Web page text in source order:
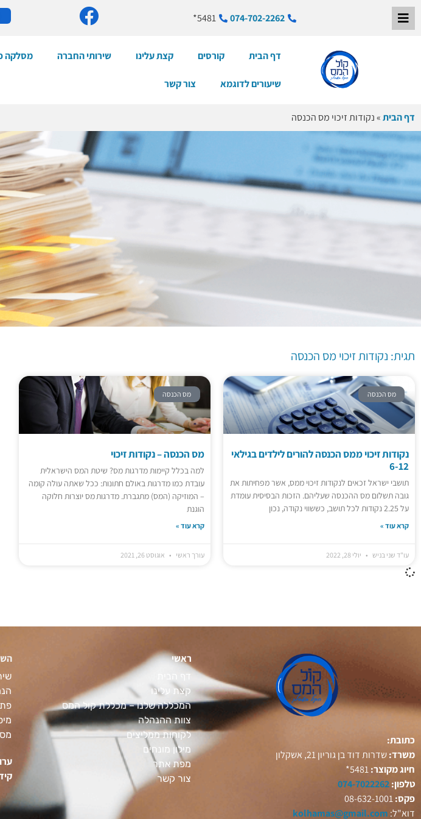
074-702-2262
5481*
דף הבית קורסים קצת עלינו שירותי החברה מסלקה
שיעורים לדוגמא צור קשר
דף הבית»נקודות זיכוי מס הכנסה
מס הכנסה
תגית: נקודות זיכוי מס הכנסה
מס הכנסה
נקודות זיכוי ממס הכנסה להורים לילדים בגילאי
6-12
תושבי ישראל זכאים לנקודות זיכוי ממס, אשר מפחיתות את
גובה תשלום מס ההכנסה שעליהם. הזכות הבסיסית עומדת
על 2.25 נקודות לכל תושב, כששווי נקודה, נכון
קרא עוד »
עו"ד שני בניש יולי 28, 2022
מס הכנסה
מס הכנסה – נקודות זיכוי
למה בכלל קיימות מדרגות מס? שיטת המס הישראלית
עובדת כמו מדרגות באולם חתונות: ככל שאתה עולה קומה
– המוזיקה (המס) מתגברת. מדרגות מס יוצרות חלוקה
הוגנת
קרא עוד »
עורך ראשי אוגוסט 26, 2021
כתובת:
משרד:שדרות דוד בן גוריון 21, אשקלון
חיוג מקוצר:
טלפון:074-7022262
פקס:
דוא"ל: kolhamas@gmail.com
ראשי
דף הבית
קצת עלינו
המכללה שלנו – מכללת קול המס
צוות ההנהלה
לקוחות ממליצים
מילון מונחים
מפת אתר
צור קשר